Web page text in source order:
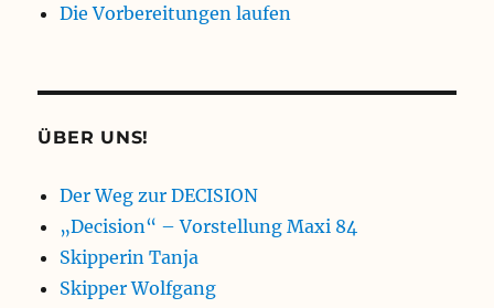
Die Vorbereitungen laufen
ÜBER UNS!
Der Weg zur DECISION
„Decision“ – Vorstellung Maxi 84
Skipperin Tanja
Skipper Wolfgang